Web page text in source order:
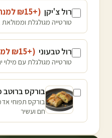
רול צ'יקן (+₪
15
טורטייה מגולגלת
רול טבעוני (+₪
15
טורטייה מגולגלת עם
בורקס ברוטב
בורקס תפוחי
חם ועשיר